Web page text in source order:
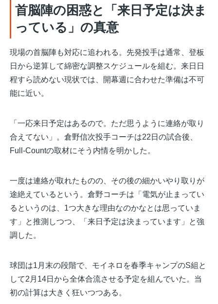
首脳陣の困惑と「来日予定は決ま
っている」の真意
現場の首脳陣も対応に追われる。先発投手は通常、登板
日から逆算して綿密な調整スケジュールを組む。来日日
程すら読めない現状では、開幕週に合わせた準備は不可
能に近い。
「一応来日予定はあるので。ただ思うように連絡が取り
合えてない」。倉野信次投手コーチは22日の試合後、
Full-Countの取材にそう内情を明かした。
一度は連絡が取れたものの、その後の細かいやり取りが
途絶えているという。倉野コーチは「電気が止まってい
るというのは、1つ大きな理由なのかなとは思っていま
す」と推測しつつ、「来日予定は決まっています」と強
調した。
球団は1月末の段階で、モイネロを春季キャンプのS組と
して2月14日から全体合流させる予定を組んでいた。当
初の計算は大きく狂いつつある。